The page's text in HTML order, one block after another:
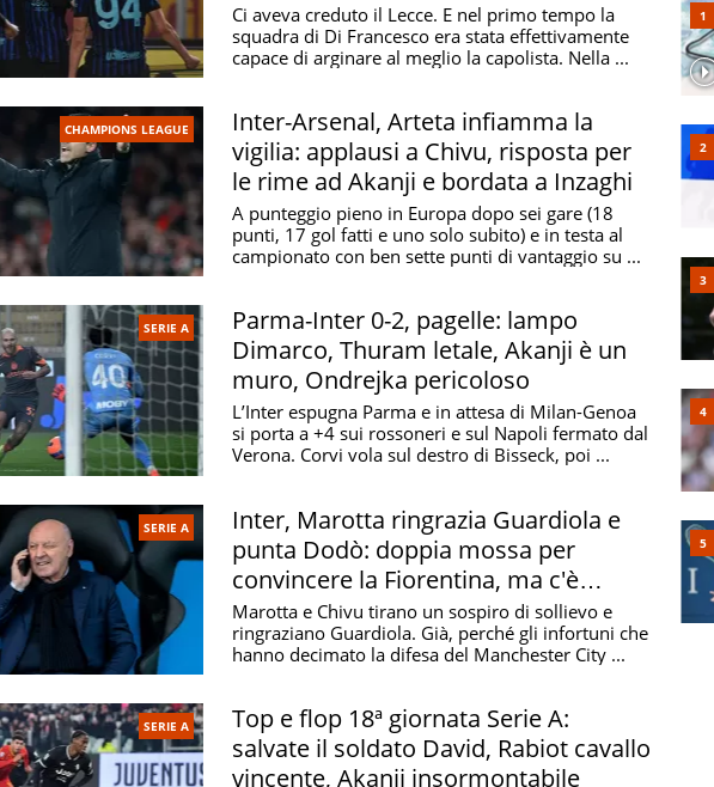
Ci aveva creduto il Lecce. E nel primo tempo la
squadra di Di Francesco era stata effettivamente
capace di arginare al meglio la capolista. Nella ...
CHAMPIONS LEAGUE
Inter-Arsenal, Arteta infiamma la
vigilia: applausi a Chivu, risposta per
le rime ad Akanji e bordata a Inzaghi
A punteggio pieno in Europa dopo sei gare (18
punti, 17 gol fatti e uno solo subito) e in testa al
campionato con ben sette punti di vantaggio su ...
SERIE A
Parma-Inter 0-2, pagelle: lampo
Dimarco, Thuram letale, Akanji è un
muro, Ondrejka pericoloso
L’Inter espugna Parma e in attesa di Milan-Genoa
si porta a +4 sui rossoneri e sul Napoli fermato dal
Verona. Corvi vola sul destro di Bisseck, poi ...
SERIE A
Inter, Marotta ringrazia Guardiola e
punta Dodò: doppia mossa per
convincere la Fiorentina, ma c'è
un'alternativa
Marotta e Chivu tirano un sospiro di sollievo e
ringraziano Guardiola. Già, perché gli infortuni che
hanno decimato la difesa del Manchester City ...
SERIE A
Top e flop 18ª giornata Serie A:
salvate il soldato David, Rabiot cavallo
vincente, Akanji insormontabile